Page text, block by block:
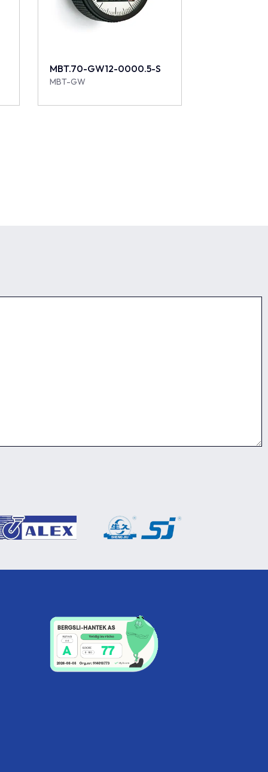
MBT.70-GW12-0000.5-S
MBT-GW